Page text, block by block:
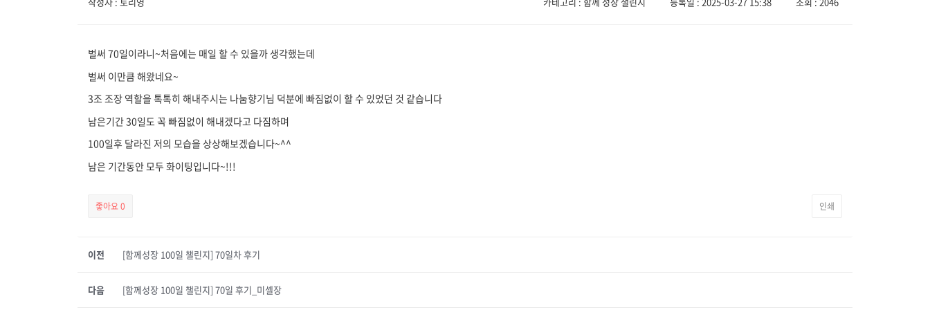
벌써 70일이라니~처음에는 매일 할 수 있을까 생각했는데
벌써 이만큼 해왔네요~
3조 조장 역할을 톡톡히 해내주시는 나눔향기님 덕분에 빠짐없이 할 수 있었던 것 같습니다
남은기간 30일도 꼭 빠짐없이 해내겠다고 다짐하며
100일후 달라진 저의 모습을 상상해보겠습니다~^^
남은 기간동안 모두 화이팅입니다~!!!
좋아요0 인쇄
이전 [함께성장 100일 챌린지] 70일차 후기
[함께성장 100일 챌린지] 70일 후기_미셸장
다음